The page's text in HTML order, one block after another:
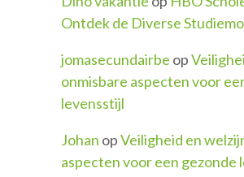
Ontdek de Diverse
jomasecundairbe op
onmisbare aspecten voor
levensstijl
Johan opVeiligheid en
aspecten voor een gezonde